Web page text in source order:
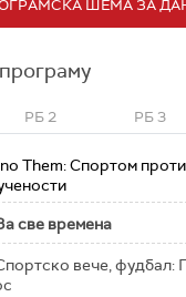
ШЕМА ЗА
РБ 2 РБ 3
Them: Спортом
све времена
вече, фудбал: